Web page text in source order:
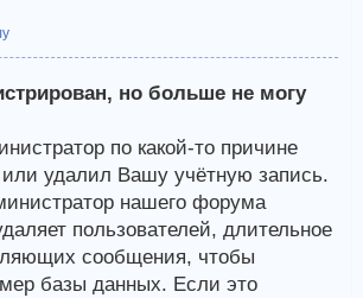
но больше не могу
по какой-то причине
или удалил Вашу учётную запись.
нашего форума
пользователей, длительное
сообщения, чтобы
базы данных. Если это